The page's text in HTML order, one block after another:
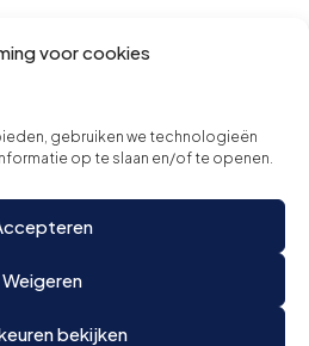
voor cookies
gebruiken we technologieën
op te slaan en/of te openen.
Weigeren
bekijken